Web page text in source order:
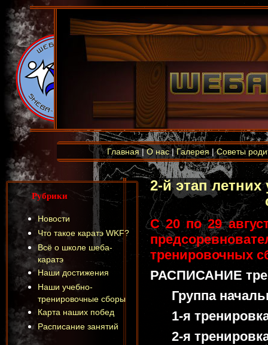
Главная|О нас|Галерея|Советы
2-й этап
С 20 по 29
тренировочных
РАСПИСАНИЕ
Группа
1-я
2-я
Рубрики
Новости
Что такое каратэ WKF?
Всё о школе шеба-
каратэ
Наши достижения
Наши учебно-
тренировочные сборы
Карта наших побед
Расписание занятий